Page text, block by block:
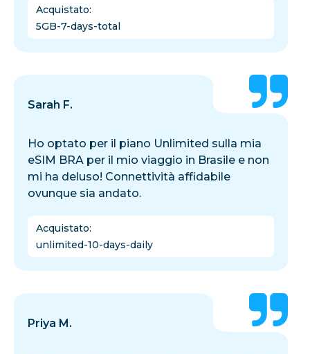
Acquistato:
5GB-7-days-total
Sarah F.
Ho optato per il piano Unlimited sulla mia
eSIM BRA per il mio viaggio in Brasile e non
mi ha deluso! Connettività affidabile
ovunque sia andato.
Acquistato:
unlimited-10-days-daily
Priya M.